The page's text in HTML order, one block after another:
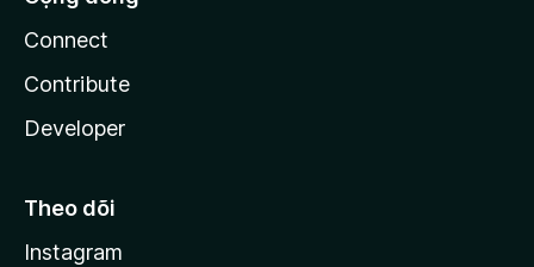
Connect
Contribute
Developer
Theo dõi
Instagram